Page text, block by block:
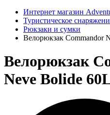
Интернет магазин
Туристическое
Рюкзаки и сумки
Велорюкзак Commandor
Велорюкзак
Neve Bolide